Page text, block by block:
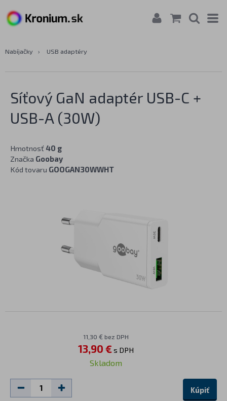
Nabíjačky › USB adaptéry
Síťový GaN adaptér USB-C +
USB-A (30W)
Hmotnosť 40 g
Značka Goobay
Kód tovaru GOOGAN30WWHT
11,30 € bez DPH
13,90 €s DPH
Skladom
Kúpiť